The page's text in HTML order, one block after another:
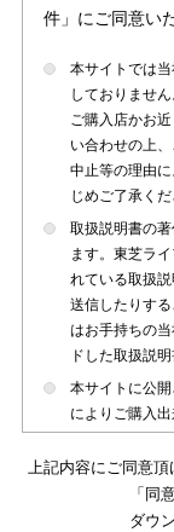
件」にご同意い
本サイトでは
しておりませ
ご購入店かお
い合わせの上
中止等の理由
じめご了承くだ
取扱説明書の
ます。東芝ラ
れている取扱
送信したりす
はお手持ちの
ドした取扱説
本サイトに公
によりご購入
本サイトに公
のものを掲載
る取扱説明書
上記内容にご同意
「同
ダウ